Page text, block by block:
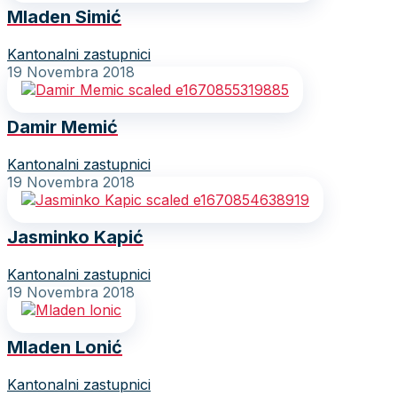
Mladen Simić
Kantonalni zastupnici
19 Novembra 2018
Damir Memić
Kantonalni zastupnici
19 Novembra 2018
Jasminko Kapić
Kantonalni zastupnici
19 Novembra 2018
Mladen Lonić
Kantonalni zastupnici